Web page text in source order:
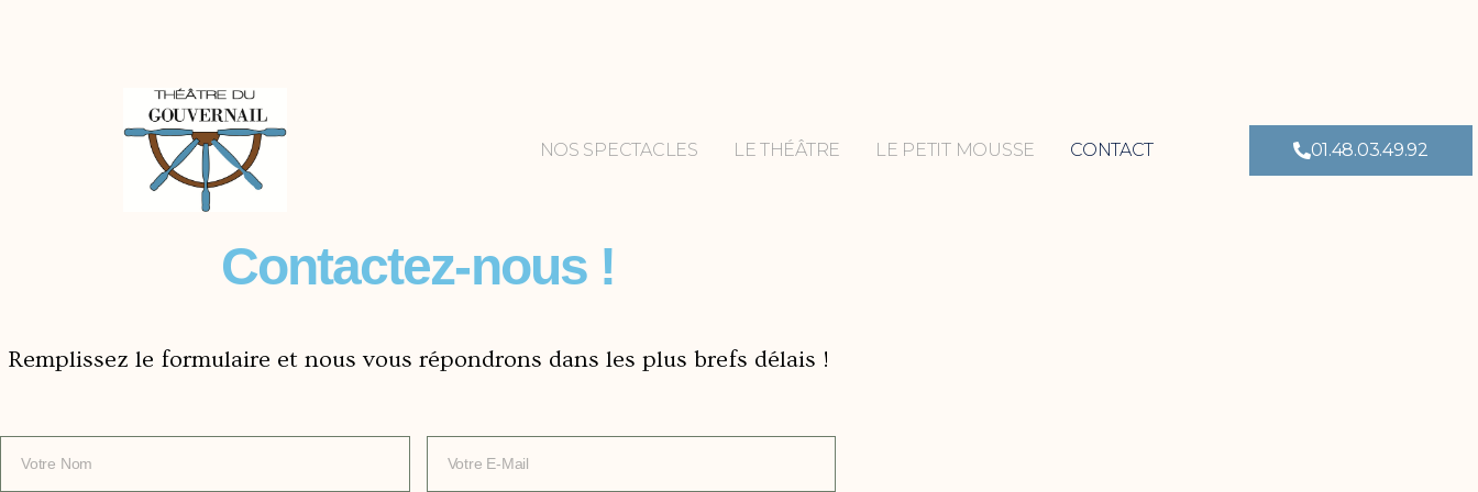
NOS SPECTACLES LE THÉÂTRE LE PETIT MOUSSE CONTACT 01.48.03.49.92
Contactez-nous !
Remplissez le formulaire et nous vous répondrons dans les plus brefs délais !